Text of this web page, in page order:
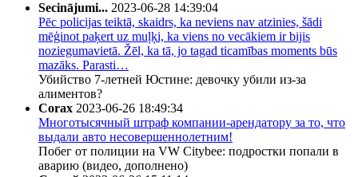
Secinājumi... 2023-06-28 14:39:04
Pēc policijas teiktā, skaidrs, ka neviens nav atzinies, šādi
mēģinot paķert uz muļķi, ka viens no vecākiem ir bijis
noziegumavietā. Žēl, ka tā, jo tagad ticamības moments būs
mazāks. Parasti…
Убийство 7-летней Юстине: девочку убили из-за
алиментов?
Corax 2023-06-26 18:49:34
Многотысячный штраф компании-арендатору за то, что
выдали авто несовершеннолетним!
Побег от полиции на VW Citybee: подростки попали в
аварию (видео, дополнено)